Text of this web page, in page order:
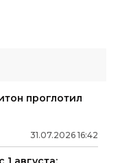
проглотил
31.07.2026 16:42